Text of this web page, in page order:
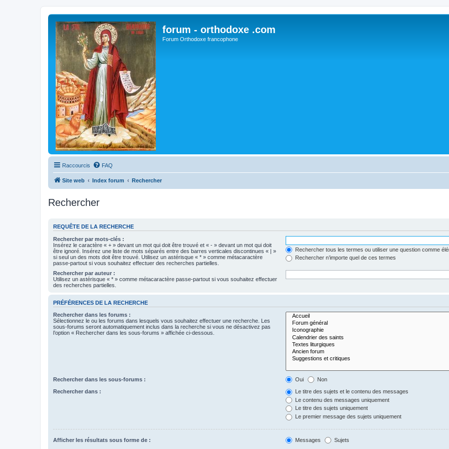
forum - orthodoxe .com
Forum Orthodoxe francophone
Raccourcis FAQ
Site web Index forum Rechercher
Rechercher
REQUÊTE DE LA RECHERCHE
Rechercher par mots-clés :
Insérez le caractère « + » devant un mot qui doit être trouvé et « - » devant un mot qui doit
être ignoré. Insérez une liste de mots séparés entre des barres verticales discontinues « | »
si seul un des mots doit être trouvé. Utilisez un astérisque « * » comme métacaractère
passe-partout si vous souhaitez effectuer des recherches partielles.
Rechercher tous les termes ou utiliser une question comme
Rechercher n’importe quel de ces termes
Rechercher par auteur :
Utilisez un astérisque « * » comme métacaractère passe-partout si vous souhaitez effectuer
des recherches partielles.
PRÉFÉRENCES DE LA RECHERCHE
Rechercher dans les forums :
Sélectionnez le ou les forums dans lesquels vous souhaitez effectuer une recherche. Les
sous-forums seront automatiquement inclus dans la recherche si vous ne désactivez pas
l’option « Rechercher dans les sous-forums » affichée ci-dessous.
Rechercher dans les sous-forums : Oui Non
Rechercher dans :
Le titre des sujets et le contenu des messages
Le contenu des messages uniquement
Le titre des sujets uniquement
Le premier message des sujets uniquement
Afficher les résultats sous forme de : Messages Sujets